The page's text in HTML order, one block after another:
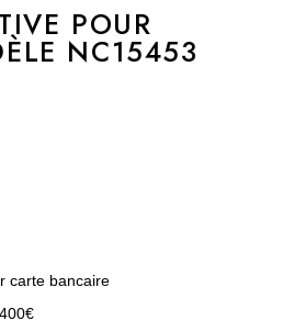
POUR
NC15453
carte bancaire